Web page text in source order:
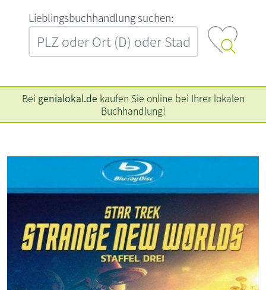
L‍i‍e‍b‍l‍i‍n‍g‍s‍b‍u‍c‍h‍h‍a‍n‍d‍l‍u‍n‍g‍ ‍s‍u‍c‍h‍e‍n‍:‍
Bei genialokal.de kaufen Sie online bei Ihrer lokalen
Buchhandlung!